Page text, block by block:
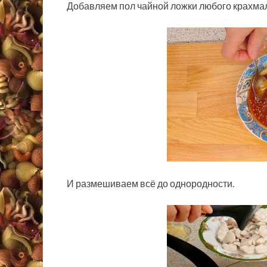
Добавляем пол чайной ложки любого
И размешиваем всё до однородности.